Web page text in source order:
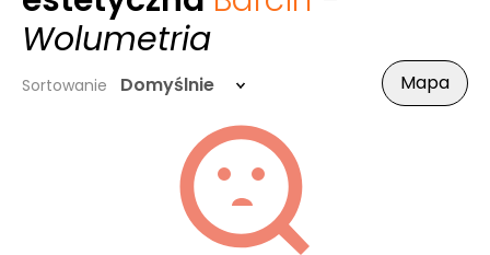
Wolumetria
Sortowanie Domyślnie Mapa